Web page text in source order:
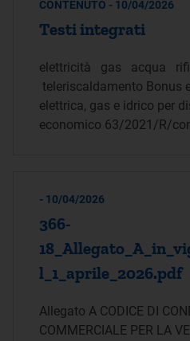
CONTENUTO - 10/04/2026
Testi integrati
elettricità gas acqua
teleriscaldamento Bonus
elettrica, gas e idrico per
economico 63/2021/R/
- 10/04/2026
366-
l_1_aprile_2026.pdf
Allegato A CODICE DI
COMMERCIALE PER LA